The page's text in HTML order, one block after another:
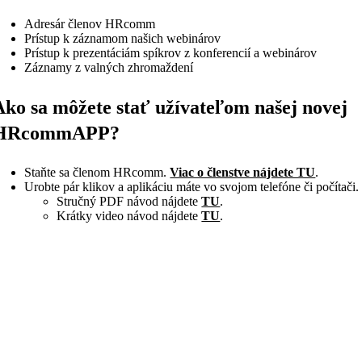
Adresár členov HRcomm
Prístup k záznamom našich webinárov
Prístup k prezentáciám spíkrov z konferencií a webinárov
Záznamy z valných zhromaždení
sa môžete stať užívateľom našej novej
Staňte sa členom HRcomm.Viac o členstve nájdete TU.
Urobte pár klikov a aplikáciu máte vo svojom telefóne či počítači.
Stručný PDF návod nájdete TU.
Krátky video návod nájdete TU.